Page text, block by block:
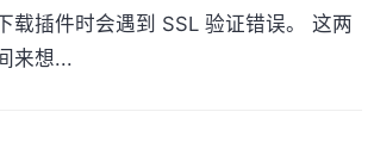
载插件时会遇到 SSL 验证错误。 这两
来想...